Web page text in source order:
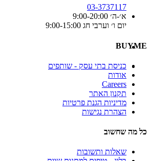
03-3737117
א׳-ה׳ 9:00-20:00
יום ו׳ וערבי חג 9:00-15:00
BUYME
כניסת בתי עסק - שותפים
אודות
Careers
תקנון האתר
מדיניות הגנת פרטיות
הצהרת נגישות
כל מה שחשוב
שאלות ותשובות